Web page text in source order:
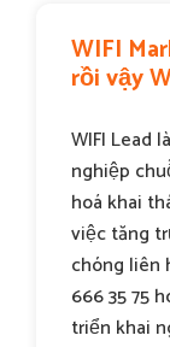
WIFI
rồi vậy
WIFI Lead
nghiệp
hoá khai
việc tăng
chóng liên
666 35 75
triển khai